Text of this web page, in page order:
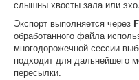
слышны хвосты зала или эхо.
Экспорт выполняется через
обработанного файла
многодорожечной сессии
подходит для дальнейшего
пересылки.